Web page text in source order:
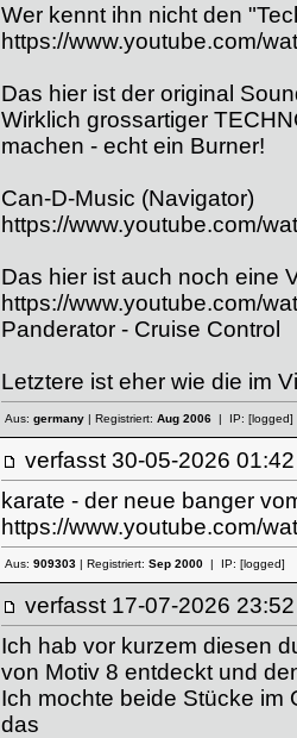
Wer kennt ihn nicht den
https://www.youtube.com/
Das hier ist der original
Wirklich grossartiger
machen - echt ein Burner!
Can-D-Music (Navigator)
https://www.youtube.com/
Das hier ist auch noch eine
https://www.youtube.com/
Panderator - Cruise Control
Letztere ist eher wie die im
Aus: germany| Registriert: Aug 2006| IP: [logged]
verfasst 30-05-2026
karate - der neue banger
https://www.youtube.com/
Aus: 909303| Registriert: Sep 2000| IP: [logged]
verfasst 17-07-2026
Ich hab vor kurzem diesen
von Motiv 8 entdeckt und
Ich mochte beide Stücke im
das